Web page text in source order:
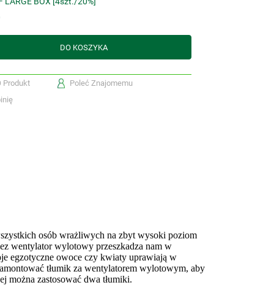
DO KOSZYKA
Produkt
Poleć Znajomemu
osób wrażliwych na zbyt wysoki poziom
wentylator wylotowy przeszkadza nam w
egzotyczne owoce czy kwiaty uprawiają w
tłumik za wentylatorem wylotowym, aby
można zastosować dwa tłumiki.